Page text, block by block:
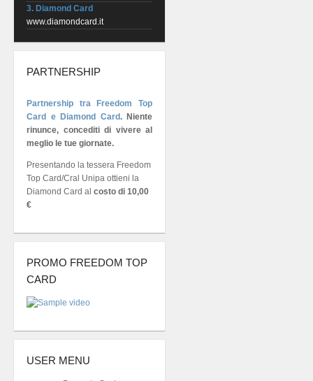
3. Diamond Card
www.diamondcard.it
PARTNERSHIP
Partnership tra Freedom Top
Card e Diamond Card. Niente
rinunce, concediti di vivere al
meglio le tue giornate.
Presentando la tessera Freedom
Top Card/Cral Unipa ottieni la
Diamond Card al costo di 10,00
€
PROMO FREEDOM TOP
CARD
USER MENU